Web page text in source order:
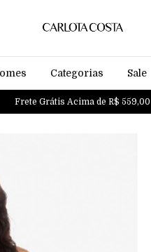
Categorias Sale
Frete Grátis Acima de R$ 559,00